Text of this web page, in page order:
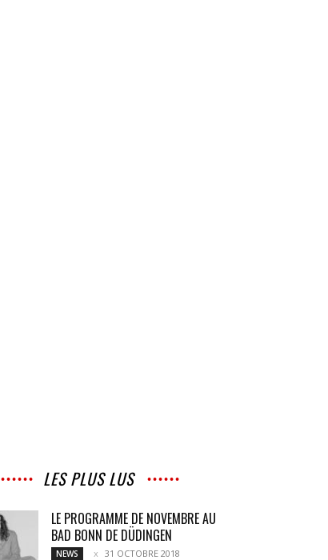
LES PLUS LUS
LE PROGRAMME DE NOVEMBRE AU
BAD BONN DE DÜDINGEN
NEWS 31 OCTOBRE 2018